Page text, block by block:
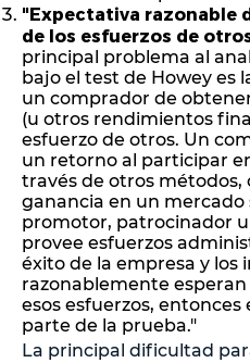
"Expectativa razonable
de los esfuerzos de
principal problema al
bajo el test de Howey es
un comprador de
(u otros rendimientos
esfuerzo de otros. Un
un retorno al participar
través de otros métodos,
ganancia en un
promotor, patrocinador
provee esfuerzos
éxito de la empresa y los
razonablemente
esos esfuerzos, entonces
parte de la prueba."
La principal dificultad